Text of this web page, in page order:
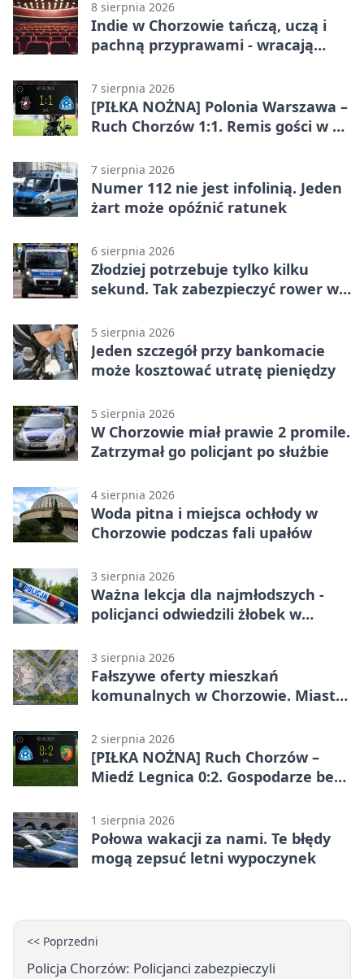
8 sierpnia 2026
Indie w Chorzowie tańczą, uczą i
pachną przyprawami - wracają
7 sierpnia 2026
[PIŁKA NOŻNA] Polonia Warszawa –
Ruch Chorzów 1:1. Remis gości w 3.
7 sierpnia 2026
Numer 112 nie jest infolinią. Jeden
żart może opóźnić ratunek
6 sierpnia 2026
Złodziej potrzebuje tylko kilku
sekund. Tak zabezpieczyć rower w
5 sierpnia 2026
Jeden szczegół przy bankomacie
może kosztować utratę pieniędzy
5 sierpnia 2026
W Chorzowie miał prawie 2 promile.
Zatrzymał go policjant po służbie
4 sierpnia 2026
Woda pitna i miejsca ochłody w
Chorzowie podczas fali upałów
3 sierpnia 2026
Ważna lekcja dla najmłodszych -
policjanci odwiedzili żłobek w
3 sierpnia 2026
Fałszywe oferty mieszkań
komunalnych w Chorzowie. Miasto
2 sierpnia 2026
[PIŁKA NOŻNA] Ruch Chorzów –
Miedź Legnica 0:2. Gospodarze bez
1 sierpnia 2026
Połowa wakacji za nami. Te błędy
mogą zepsuć letni wypoczynek
<< Poprzedni
Policja Chorzów: Policjanci zabezpieczyli